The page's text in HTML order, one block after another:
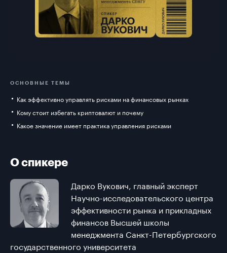
ОСНОВНЫЕ ТЕМЫ
Как эффективно управлять рисками на финансовых рынках
Кому стоит избегать криптовалют и почему
Какое значение имеет практика управления рисками
О спикере
Дарко Вукович, главный эксперт
Научно-исследовательского центра
эффективности рынка и прикладных
финансов Высшей школы
менеджмента Санкт-Петербургского
государственного университета